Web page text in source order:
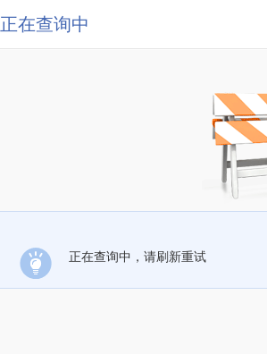
正在查询中
正在查询中，请刷新重试